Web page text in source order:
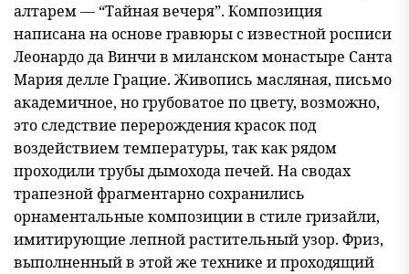
алтарем — “Тайная вечеря”. Композиция
написана на основе гравюры с известной росписи
Леонардо да Винчи в миланском монастыре Санта
Мария делле Грацие. Живопись масляная, письмо
академичное, но грубоватое по цвету, возможно,
это следствие перерождения красок под
воздействием температуры, так как рядом
проходили трубы дымохода печей. На сводах
трапезной фрагментарно сохранились
орнаментальные композиции в стиле гризайли,
имитирующие лепной растительный узор. Фриз,
выполненный в этой же технике и проходящий